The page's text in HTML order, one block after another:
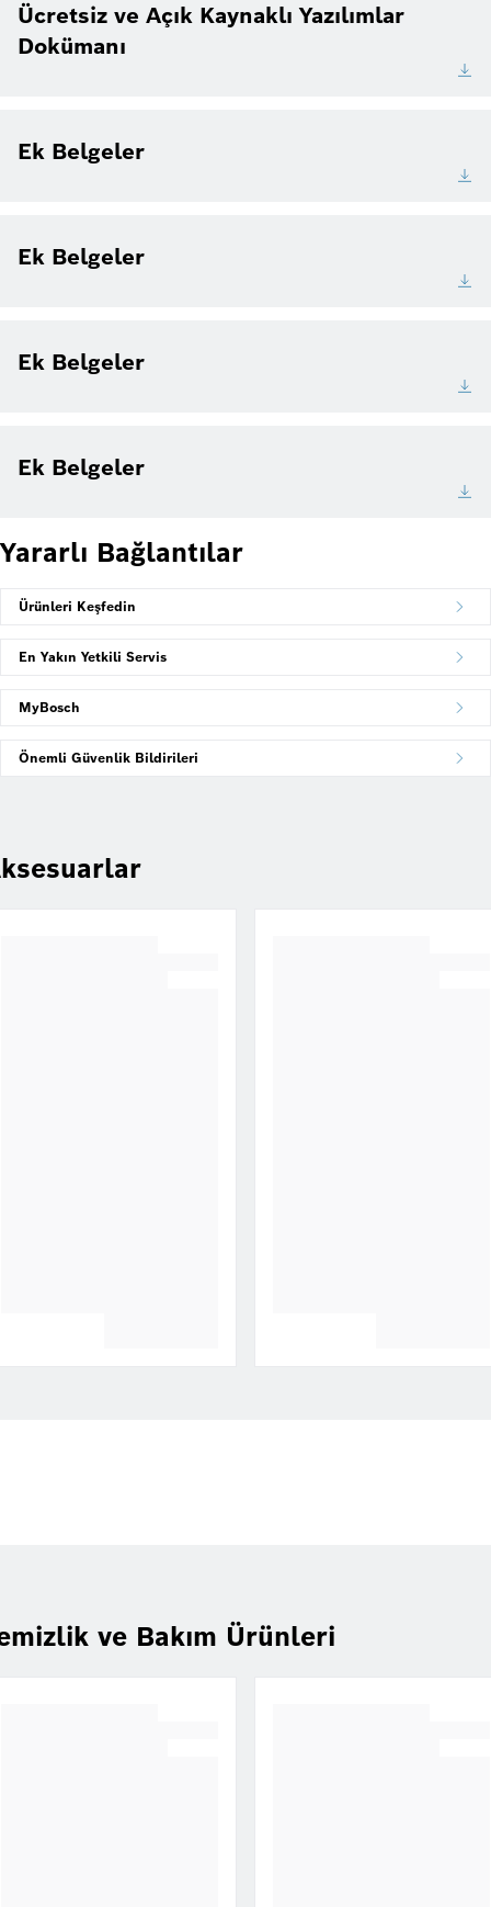
Ücretsiz ve Açık Kaynaklı Yazılımlar
Dokümanı
Ek Belgeler
Ek Belgeler
Ek Belgeler
Ek Belgeler
Yararlı Bağlantılar
Ürünleri Keşfedin
En Yakın Yetkili Servis
MyBosch
Önemli Güvenlik Bildirileri
ve Bakım Ürünleri